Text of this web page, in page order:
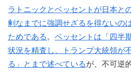
ラトニックとベッセントが日本と
剰なまでに強調せざるを得ないの
ためである 。 ベッセントは「四半
状況を精査し、トランプ大統領が
る」とまで述べているが、不可逆